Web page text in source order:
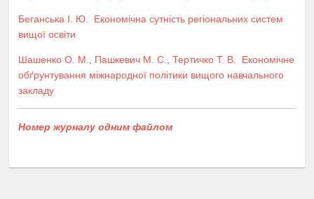
Беганська І. Ю.
Економічна сутність регіональних систем
вищої освіти
Шашенко О. М. Пашкевич М. С. Тертичко Т. В.
Економічне
обґрунтування міжнародної політики вищого навчального
закладу
Номер журналу одним файлом